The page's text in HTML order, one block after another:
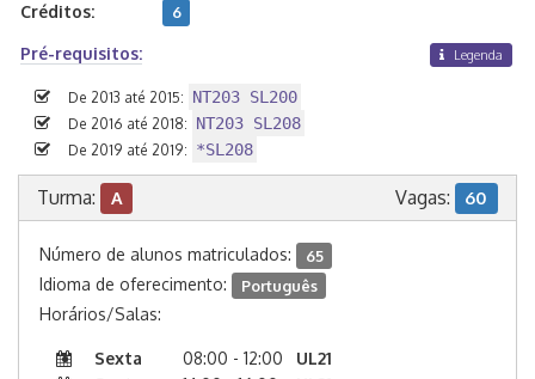
Créditos: 6
Pré-requisitos: Legenda
De 2013 até 2015: NT203 SL200
De 2016 até 2018: NT203 SL208
De 2019 até 2019: *SL208
Turma: A Vagas: 60
Número de alunos matriculados: 65
Idioma de oferecimento: Português
Horários/Salas:
Sexta 08:00 - 12:00
UL21